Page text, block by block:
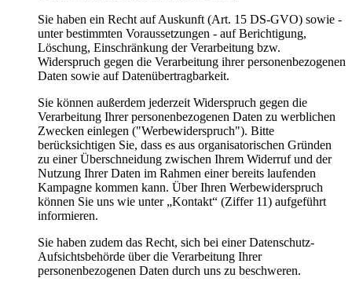
Sie haben ein Recht auf Auskunft (Art. 15 DS-GVO) sowie -
unter bestimmten Voraussetzungen - auf Berichtigung,
Löschung, Einschränkung der Verarbeitung bzw.
Widerspruch gegen die Verarbeitung ihrer personenbezogenen
Daten sowie auf Datenübertragbarkeit.
Sie können außerdem jederzeit Widerspruch gegen die
Verarbeitung Ihrer personenbezogenen Daten zu werblichen
Zwecken einlegen ("Werbewiderspruch"). Bitte
berücksichtigen Sie, dass es aus organisatorischen Gründen
zu einer Überschneidung zwischen Ihrem Widerruf und der
Nutzung Ihrer Daten im Rahmen einer bereits laufenden
Kampagne kommen kann. Über Ihren Werbewiderspruch
können Sie uns wie unter „Kontakt“ (Ziffer 11) aufgeführt
informieren.
Sie haben zudem das Recht, sich bei einer Datenschutz-
Aufsichtsbehörde über die Verarbeitung Ihrer
personenbezogenen Daten durch uns zu beschweren.